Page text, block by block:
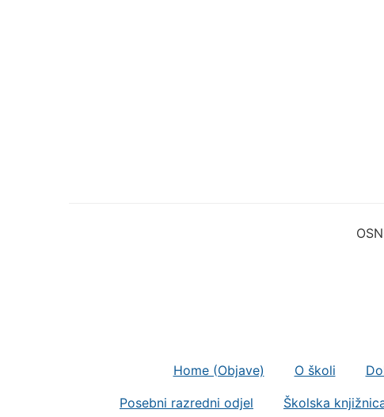
Home (Objave) O školi
Posebni razredni odjel Školska